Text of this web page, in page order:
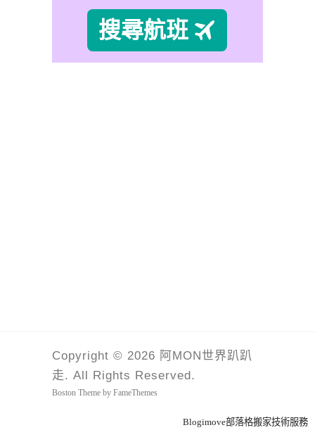
Copyright © 2026 阿MON世界趴趴
走. All Rights Reserved.
Boston Theme by FameThemes
Blogimove部落格搬家技術服務